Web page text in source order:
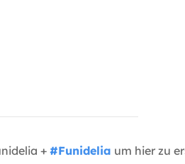
+#Funidelia um hier zu